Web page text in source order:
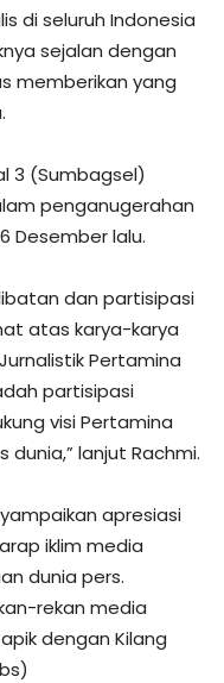
di seluruh Indonesia
sejalan dengan
memberikan yang
3 (Sumbagsel)
penganugerahan
Desember lalu.
dan partisipasi
atas karya-karya
Pertamina
partisipasi
visi Pertamina
lanjut Rachmi.
apresiasi
iklim media
dunia pers.
rekan media
dengan Kilang